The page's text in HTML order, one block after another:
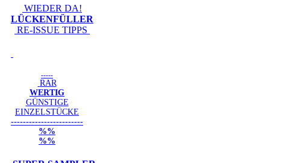
WIEDER DA!
LÜCKENFÜLLER
RE-ISSUE TIPPS
-----
RAR
WERTIG
GÜNSTIGE
EINZELSTÜCKE
------------------------
%%
%%